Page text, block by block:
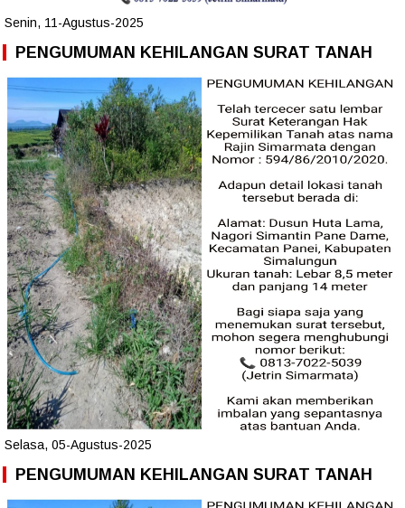
Senin, 11-Agustus-2025
PENGUMUMAN KEHILANGAN SURAT TANAH
Selasa, 05-Agustus-2025
PENGUMUMAN KEHILANGAN SURAT TANAH